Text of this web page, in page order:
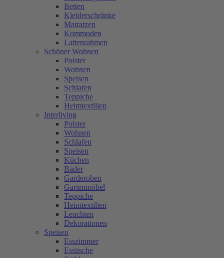
Betten
Kleiderschränke
Matratzen
Kommoden
Lattenrahmen
Schöner Wohnen
Polster
Wohnen
Speisen
Schlafen
Teppiche
Heimtextilien
Interliving
Polster
Wohnen
Schlafen
Speisen
Küchen
Bäder
Garderoben
Gartenmöbel
Teppiche
Heimtextilien
Leuchten
Dekorationen
Speisen
Esszimmer
Esstische